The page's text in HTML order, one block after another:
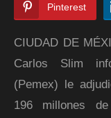
Pinterest
CIUDAD DE
Carlos Slim
(Pemex) le
196 millones